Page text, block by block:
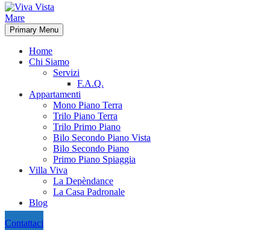
Primary Menu
Home
Chi Siamo
Servizi
F.A.Q.
Appartamenti
Mono Piano Terra
Trilo Piano Terra
Trilo Primo Piano
Bilo Secondo Piano Vista
Bilo Secondo Piano
Primo Piano Spiaggia
Villa Viva
La Depèndance
La Casa Padronale
Blog
Contattaci